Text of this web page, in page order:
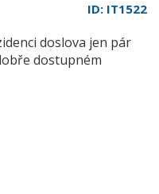
ID: IT1522
doslova jen pár
dostupném